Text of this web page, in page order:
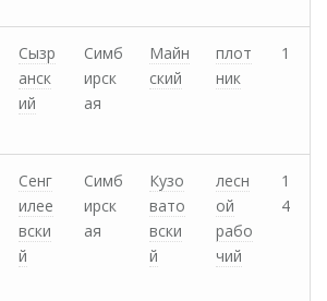
Сызр
анск
ий
Симб
ирск
ая
Майн
ский
плот
ник
1
Сенг
илее
вски
й
Симб
ирск
ая
Кузо
вато
вски
й
лесн
ой
рабо
чий
1
4